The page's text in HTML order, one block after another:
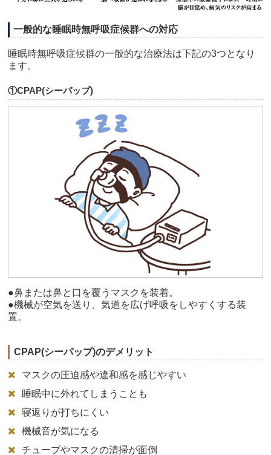
一般的な睡眠時無呼吸症候群への対応
睡眠時無呼吸症候群の一般的な治療法は下記の3つとなり
ます。
①CPAP(シーパップ)
●鼻または鼻と口を覆うマスクを装着。
●機械が空気を送り、気道を広げ呼吸をしやすくする装
置。
CPAP(シーパップ)のデメリット
マスクの圧迫感や違和感を感じやすい
睡眠中に外れてしまうことも
寝返りが打ちにくい
機械音が気になる
チューブやマスクの清掃が面倒